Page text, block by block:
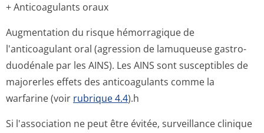
+ Anticoagulants oraux
Augmentation du risque hémorragique de
l'anticoagulant oral (agression de lamuqueuse gastro-
duodénale par les AINS). Les AINS sont susceptibles de
majorerles effets des anticoagulants comme la
warfarine (voir rubrique 4.4).h
Si l'association ne peut être évitée, surveillance clinique